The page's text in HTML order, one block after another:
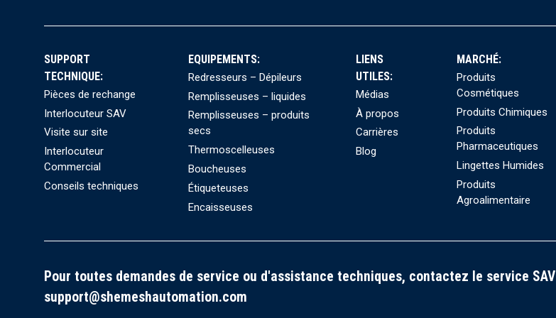
SUPPORT
TECHNIQUE:
Pièces de rechange
Interlocuteur SAV
Visite sur site
Interlocuteur
Commercial
Conseils techniques
EQUIPEMENTS:
Redresseurs – Dépileurs
Remplisseuses – liquides
Remplisseuses – produits
secs
Thermoscelleuses
Boucheuses
Étiqueteuses
Encaisseuses
LIENS
UTILES:
Médias
À propos
Carrières
Blog
MARCHÉ:
Produits
Cosmétiques
Produits Chimiques
Produits
Pharmaceutiques
Lingettes Humides
Produits
Agroalimentaire
Pour toutes demandes de service ou d'assistance techniques, contactez le service SAV
support@shemeshautomation.com